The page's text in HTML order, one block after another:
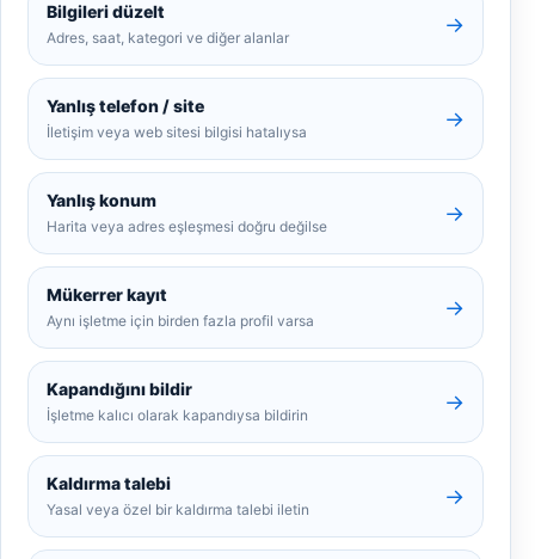
Bilgileri düzelt
Adres, saat, kategori ve diğer alanlar
→
Yanlış telefon / site
İletişim veya web sitesi bilgisi hatalıysa
→
Yanlış konum
Harita veya adres eşleşmesi doğru değilse
→
Mükerrer kayıt
Aynı işletme için birden fazla profil varsa
→
Kapandığını bildir
İşletme kalıcı olarak kapandıysa bildirin
→
Kaldırma talebi
Yasal veya özel bir kaldırma talebi iletin
→